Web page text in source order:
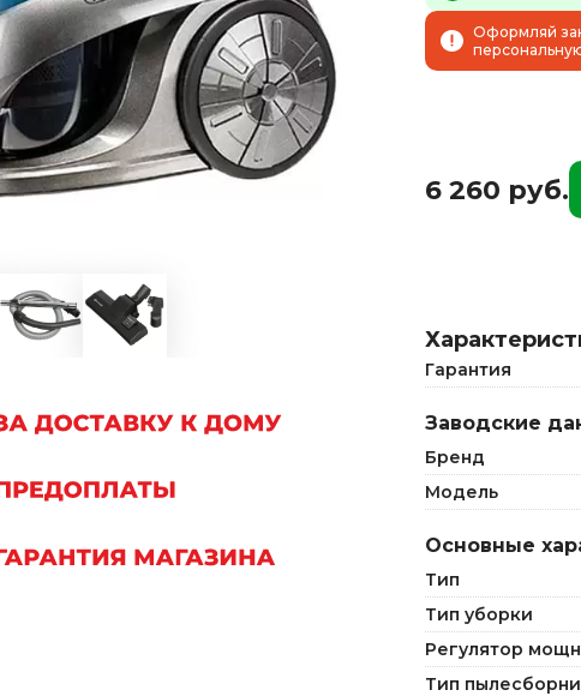
Оформляй
6 260 руб.
Гарантия
Заводские
Бренд
Модель
Основные
Тип
Тип уборки
Регулятор
Тип